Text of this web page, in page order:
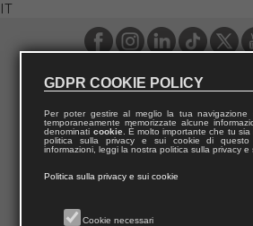
IT
GDPR COOKIE POLICY
Per poter gestire al meglio la tua navigazione
temporaneamente memorizzate alcune
denominati cookie. È molto importante che tu
politica sulla privacy e sui cookie di
informazioni, leggi la nostra politica sulla privacy e
Politica sulla privacy e sui cookie
Cookie necessari